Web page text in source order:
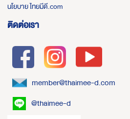
นโยบาย ไทยมีดี.com
ติดต่อเรา
member@thaimee-d.com
@thaimee-d